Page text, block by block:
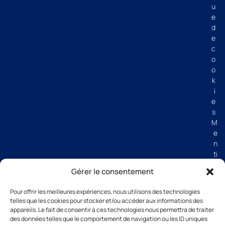
Gérer le consentement
Pour offrir les meilleures expériences, nous utilisons des technologies
telles que les cookies pour stocker et/ou accéder aux informations des
appareils. Le fait de consentir à ces technologies nous permettra de traiter
des données telles que le comportement de navigation ou les ID uniques
u
e
d
e
c
o
o
k
i
e
s
M
e
n
ti
g